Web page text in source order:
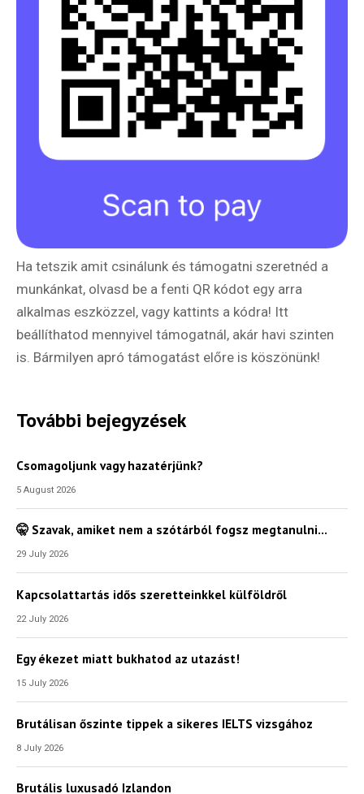
Ha tetszik amit csinálunk és támogatni szeretnéd a
munkánkat, olvasd be a fenti QR kódot egy arra
alkalmas eszközzel, vagy kattints a kódra! Itt
beállíthatod mennyivel támogatnál, akár havi szinten
is. Bármilyen apró támogatást előre is köszönünk!
További bejegyzések
Csomagoljunk vagy hazatérjünk?
5 August 2026
🤫 Szavak, amiket nem a szótárból fogsz megtanulni…
29 July 2026
Kapcsolattartás idős szeretteinkkel külföldről
22 July 2026
Egy ékezet miatt bukhatod az utazást!
15 July 2026
Brutálisan őszinte tippek a sikeres IELTS vizsgához
8 July 2026
Brutális luxusadó Izlandon